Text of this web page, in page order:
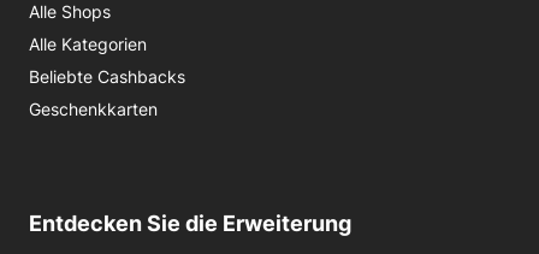
Alle Shops
Alle Kategorien
Beliebte Cashbacks
Geschenkkarten
Entdecken Sie die Erweiterung